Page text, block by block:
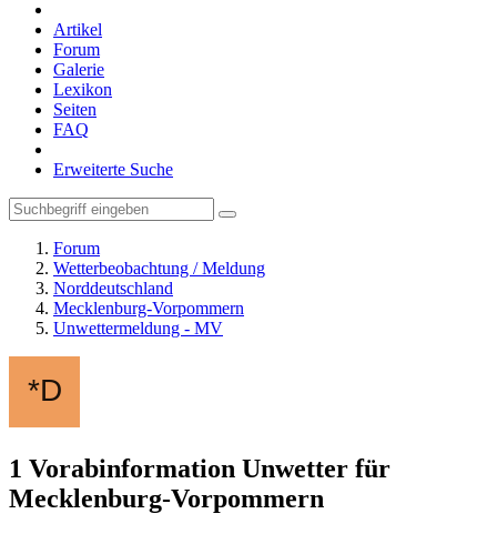
Artikel
Forum
Galerie
Lexikon
Seiten
FAQ
Erweiterte Suche
Forum
Wetterbeobachtung / Meldung
Norddeutschland
Mecklenburg-Vorpommern
Unwettermeldung - MV
1 Vorabinformation Unwetter für
Mecklenburg-Vorpommern